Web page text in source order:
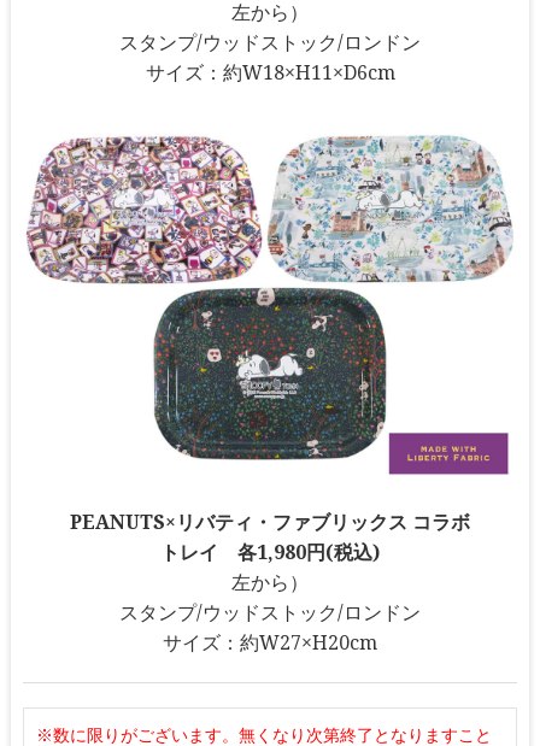
左から）
スタンプ/ウッドストック/ロンドン
サイズ：約W18×H11×D6cm
PEANUTS×リバティ・ファブリックス コラボ
トレイ 各1,980円(税込)
左から）
スタンプ/ウッドストック/ロンドン
サイズ：約W27×H20cm
※数に限りがございます。無くなり次第終了となりますこと